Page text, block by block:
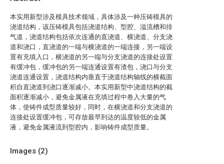
本实用新型涉及模具技术领域，具体涉及一种压铸模具的
浇道结构，该压铸模具包括浇道结构、型腔、溢流槽和排
气道，浇道结构包括依次连通的直浇道、横浇道、分支浇
道和浇口，直浇道的一端与横浇道的一端连接，另一端设
置有充填入口，横浇道的另一端与分支浇道的连接处设置
有缓冲包，缓冲包的另一端连通设置有渣包，浇口与分支
浇道连通设置，浇道结构内垂直于浇道结构轴线的横截面
积自直浇道到浇口逐渐减小。本实用新型中浇道结构的截
面积逐渐减小，避免金属液在充填过程中卷入大量的气
体，使铸件成型质量较好，同时，在横浇道和分支浇道的
连接处设置缓冲包，可存放最早到达的温度较低的金属
液，避免金属液流到型腔内，影响铸件成型质量。
Images (2)